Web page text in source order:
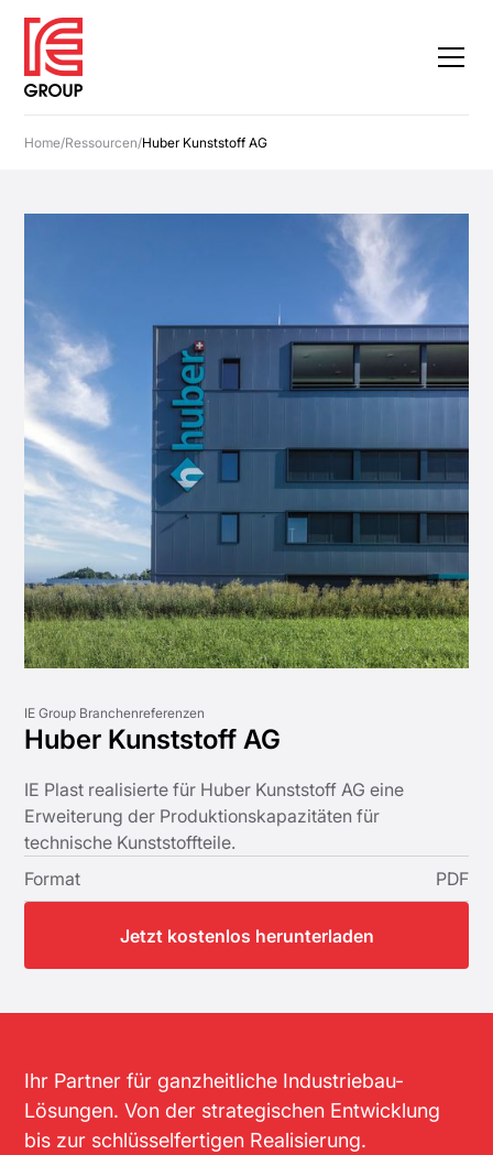
Home/Ressourcen/Huber Kunststoff AG
IE Group Branchenreferenzen
Huber Kunststoff AG
IE Plast realisierte für Huber Kunststoff AG eine
Erweiterung der Produktionskapazitäten für
technische Kunststoffteile.
Format
PDF
Jetzt kostenlos herunterladen
Ihr Partner für ganzheitliche Industriebau-
Lösungen. Von der strategischen Entwicklung
bis zur schlüsselfertigen Realisierung.